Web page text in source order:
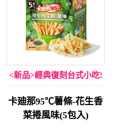
<新品>經典復刻台式小吃!
卡廸那95℃薯條-花生香
菜捲風味(5包入)